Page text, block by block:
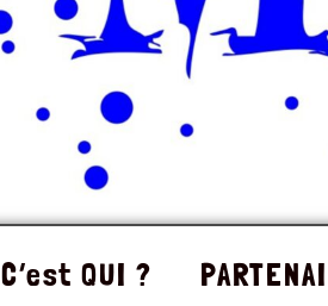
C’est QUI ?